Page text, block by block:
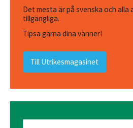
Det mesta är på svenska och
tillgängliga.
Tipsa gärna dina vänner!
Till Utrikesmagasinet